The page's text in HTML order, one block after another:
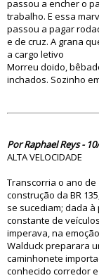
passou a encher o
trabalho. E essa
passou a pagar
e de cruz. A grana
a cargo letivo
Morreu doido,
inchados. Sozinho
Por Raphael Reys -
ALTA VELOCIDADE
Transcorria o ano de
construção da BR
se sucediam; dada
constante de
imperava, na
Walduck preparara
caminhonete
conhecido corredor